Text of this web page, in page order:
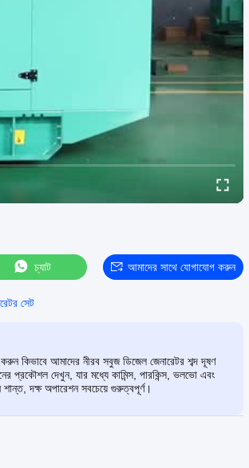
চ্যাট আমাদের সাথে যোগাযোগ করুন
সেট
কিভাবে আমাদের নীরব সবুজ ডিজেল জেনারেটর শব্দ দূষণ
প্রকৌশল দেখুন, যার মধ্যে কামিন্স, পারকিন্স, ভলভো এবং
শান্ত, দক্ষ অপারেশন সবচেয়ে গুরুত্বপূর্ণ।